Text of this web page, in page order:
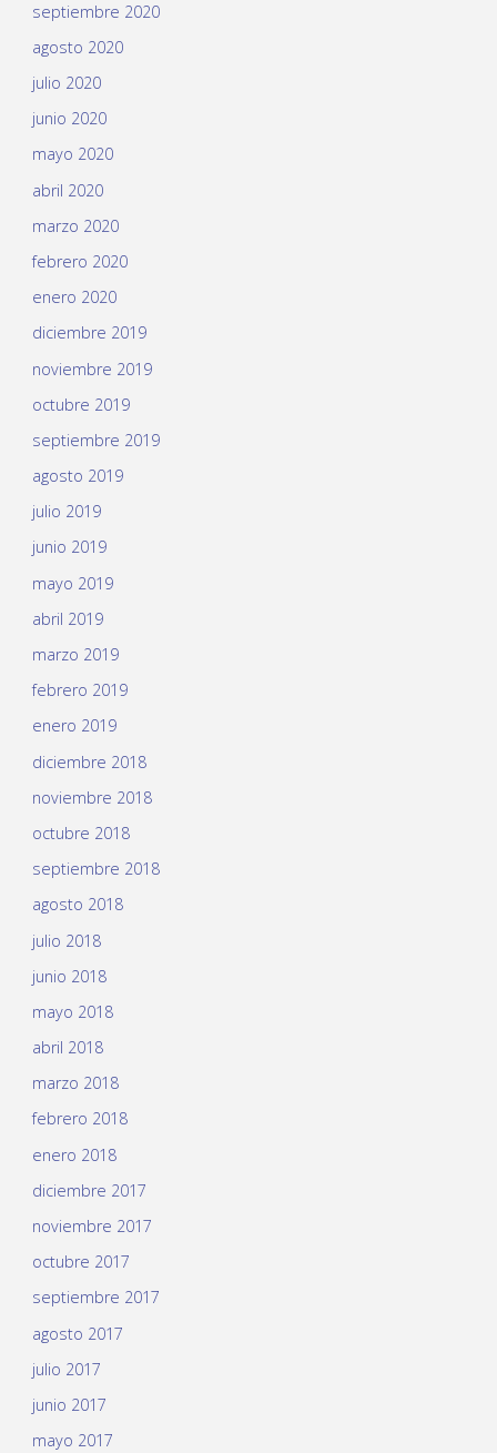
septiembre 2020
agosto 2020
julio 2020
junio 2020
mayo 2020
abril 2020
marzo 2020
febrero 2020
enero 2020
diciembre 2019
noviembre 2019
octubre 2019
septiembre 2019
agosto 2019
julio 2019
junio 2019
mayo 2019
abril 2019
marzo 2019
febrero 2019
enero 2019
diciembre 2018
noviembre 2018
octubre 2018
septiembre 2018
agosto 2018
julio 2018
junio 2018
mayo 2018
abril 2018
marzo 2018
febrero 2018
enero 2018
diciembre 2017
noviembre 2017
octubre 2017
septiembre 2017
agosto 2017
julio 2017
junio 2017
mayo 2017